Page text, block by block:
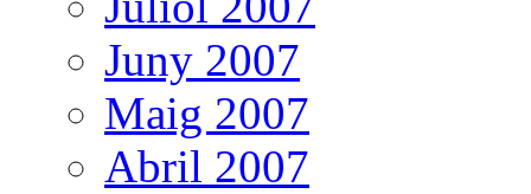
Juny 2007
Maig 2007
Abril 2007